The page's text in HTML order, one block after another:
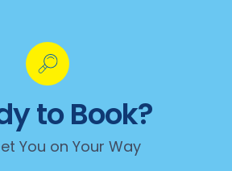
to Book?
You on Your Way